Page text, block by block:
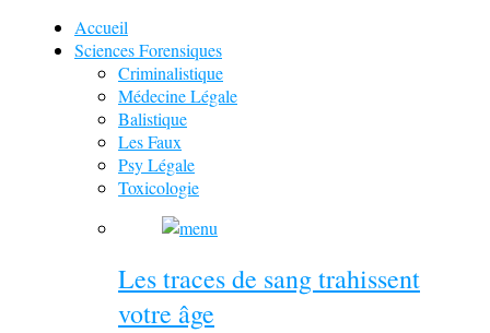
Accueil
Sciences Forensiques
Criminalistique
Médecine Légale
Balistique
Les Faux
Psy Légale
Toxicologie
Les traces de sang trahissent
votre âge